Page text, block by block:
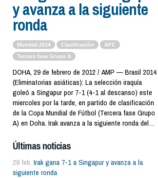
y avanza a la siguiente
ronda
Mundial 2014 Clasificación
AFC
Tercera fase Grupo A
DOHA, 29 de febrero de 2012 / AMP — Brasil 2014
(Eliminatorias asiáticas): La selección iraquía
goleó a Singapur por 7-1 (4-1 al descanso) este
miercoles por la tarde, en partido de clasificación
de la Copa Mundial de Fútbol (Tercera fase Grupo
A) en Doha. Irak avanza a la siguiente ronda del
Últimas noticias
29 feb. Irak gana 7-1 a Singapur y avanza a la
siguiente ronda